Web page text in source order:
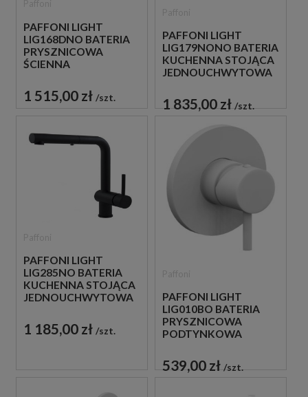
PAFFONI LIGHT
LIG168DNO BATERIA
PRYSZNICOWA
ŚCIENNA
CZARNA
1 515,00 zł szt.
PAFFONI LIGHT
LIG179NONO BATERIA
KUCHENNA STOJĄCA
JEDNOUCHWYTOWA
1 835,00 zł szt.
PAFFONI LIGHT
LIG285NO BATERIA
KUCHENNA STOJĄCA
JEDNOUCHWYTOWA
1 185,00 zł szt.
PAFFONI LIGHT
LIG010BO BATERIA
PRYSZNICOWA
PODTYNKOWA
BIAŁA
539,00 zł szt.